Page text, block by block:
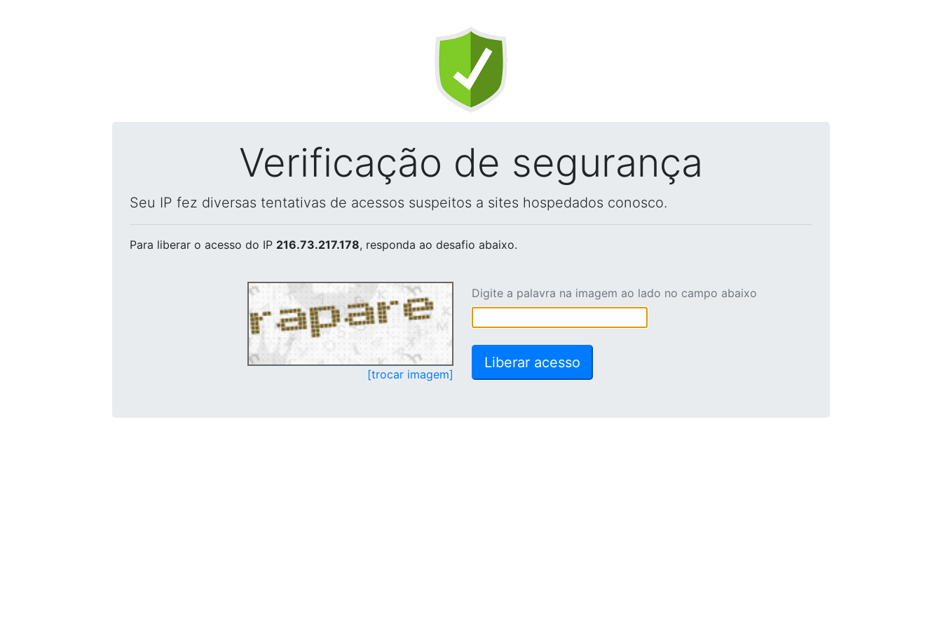
Verificação de segurança
Seu IP fez diversas tentativas de acessos suspeitos a sites hospedados conosco.
Para liberar o acesso do IP 216.73.217.178, responda ao desafio abaixo.
[trocar imagem]
Digite a palavra na imagem ao lado no campo abaixo